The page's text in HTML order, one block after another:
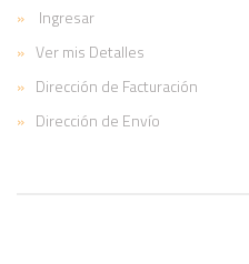
Ingresar
Ver mis Detalles
Dirección de Facturación
Dirección de Envío